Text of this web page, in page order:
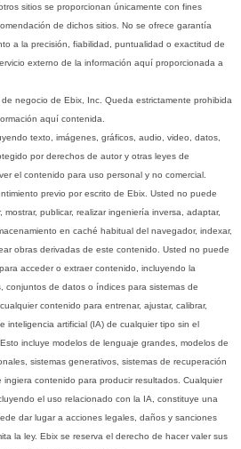
sitios se proporcionan únicamente con fines
de dichos sitios. No se ofrece garantía
a la precisión, fiabilidad, puntualidad o exactitud de
externo de la información aquí proporcionada a
negocio de Ebix, Inc. Queda estrictamente prohibida
aquí contenida.
texto, imágenes, gráficos, audio, video, datos,
por derechos de autor y otras leyes de
el contenido para uso personal y no comercial.
previo por escrito de Ebix. Usted no puede
mostrar, publicar, realizar ingeniería inversa, adaptar,
en caché habitual del navegador, indexar,
obras derivadas de este contenido. Usted no puede
acceder o extraer contenido, incluyendo la
conjuntos de datos o índices para sistemas de
contenido para entrenar, ajustar, calibrar,
inteligencia artificial (IA) de cualquier tipo sin el
incluye modelos de lenguaje grandes, modelos de
sistemas generativos, sistemas de recuperación
contenido para producir resultados. Cualquier
el uso relacionado con la IA, constituye una
dar lugar a acciones legales, daños y sanciones
la ley. Ebix se reserva el derecho de hacer valer sus